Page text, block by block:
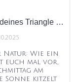
Kieselring-Geheimnisse: Die Reise deines Triangle Pebble Rings
Natur: Wie ein
euch mal vor,
am
Sonne kitzelt